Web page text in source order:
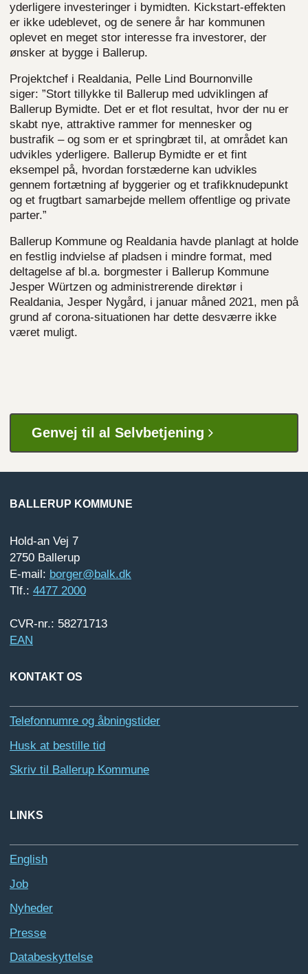
yderligere investeringer i bymidten. Kickstart-effekten
er ikke udeblevet, og de senere år har kommunen
oplevet en meget stor interesse fra investorer, der
ønsker at bygge i Ballerup.
Projektchef i Realdania, Pelle Lind Bournonville
siger: ”Stort tillykke til Ballerup med udviklingen af
Ballerup Bymidte. Det er et flot resultat, hvor der nu er
skabt nye, attraktive rammer for mennesker og
bustrafik – og som er et springbræt til, at området kan
udvikles yderligere. Ballerup Bymidte er et fint
eksempel på, hvordan forstæderne kan udvikles
gennem fortætning af byggerier og et trafikknudepunkt
og et frugtbart samarbejde mellem offentlige og private
parter.”
Ballerup Kommune og Realdania havde planlagt at holde
en festlig indvielse af pladsen i mindre format, med
deltagelse af bl.a. borgmester i Ballerup Kommune
Jesper Würtzen og administrerende direktør i
Realdania, Jesper Nygård, i januar måned 2021, men på
grund af corona-situationen har dette desværre ikke
været muligt.
Genvej til al Selvbetjening
BALLERUP KOMMUNE
Hold-an Vej 7
2750 Ballerup
E-mail: borger@balk.dk
Tlf.: 4477 2000
CVR-nr.: 58271713
EAN
KONTAKT OS
Telefonnumre og åbningstider
Husk at bestille tid
Skriv til Ballerup Kommune
LINKS
English
Job
Nyheder
Presse
Databeskyttelse